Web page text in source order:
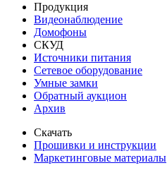
Продукция
Видеонаблюдение
Домофоны
СКУД
Источники питания
Сетевое оборудование
Умные замки
Обратный аукцион
Архив
Скачать
Прошивки и инструкции
Маркетинговые материалы